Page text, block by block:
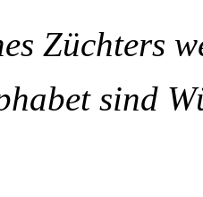
Züchters
sind